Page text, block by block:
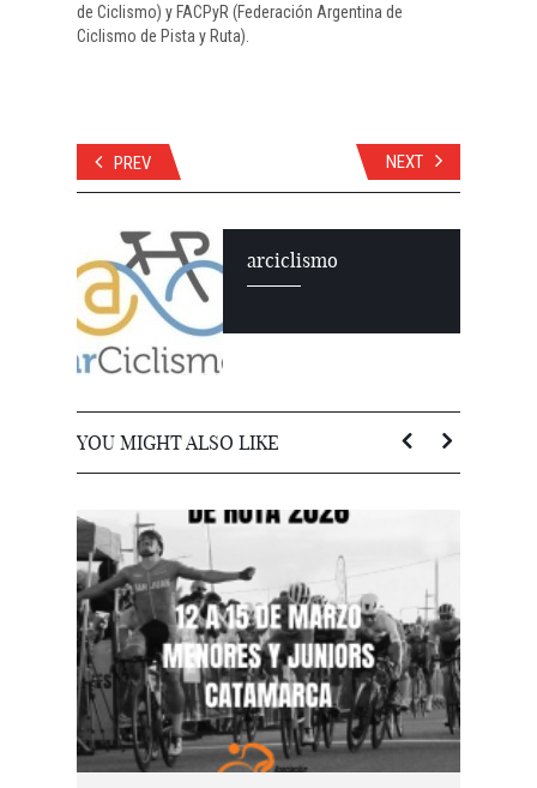
de Ciclismo) y FACPyR (Federación Argentina de
Ciclismo de Pista y Ruta).
PREV NEXT
arciclismo
YOU MIGHT ALSO LIKE